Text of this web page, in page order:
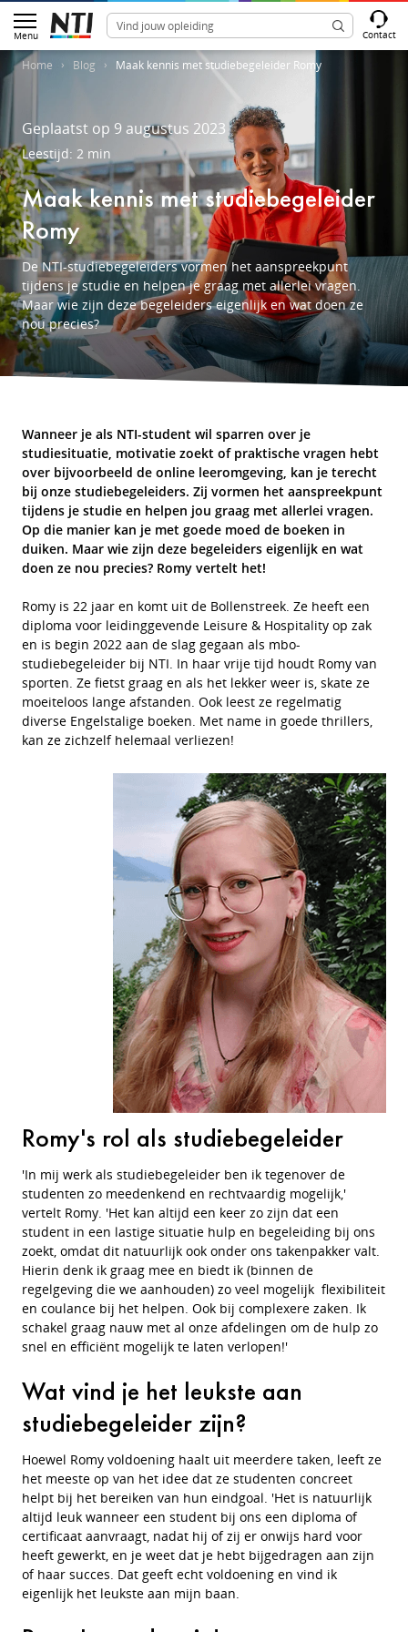
Menu Contact
Home Blog Maak kennis met studiebegeleider Romy
Geplaatst op 9 augustus 2023
Leestijd: 2 min
Maak kennis met studiebegeleider
Romy
De NTI-studiebegeleiders vormen het aanspreekpunt
tijdens je studie en helpen je graag met allerlei vragen.
Maar wie zijn deze begeleiders eigenlijk en wat doen ze
nou precies?
Wanneer je als NTI-student wil sparren over je
studiesituatie, motivatie zoekt of praktische vragen hebt
over bijvoorbeeld de online leeromgeving, kan je terecht
bij onze studiebegeleiders. Zij vormen het aanspreekpunt
tijdens je studie en helpen jou graag met allerlei vragen.
Op die manier kan je met goede moed de boeken in
duiken. Maar wie zijn deze begeleiders eigenlijk en wat
doen ze nou precies? Romy vertelt het!
Romy is 22 jaar en komt uit de Bollenstreek. Ze heeft een
diploma voor leidinggevende Leisure & Hospitality op zak
en is begin 2022 aan de slag gegaan als mbo-
studiebegeleider bij NTI. In haar vrije tijd houdt Romy van
sporten. Ze fietst graag en als het lekker weer is, skate ze
moeiteloos lange afstanden. Ook leest ze regelmatig
diverse Engelstalige boeken. Met name in goede thrillers,
kan ze zichzelf helemaal verliezen!
Romy's rol als studiebegeleider
'In mij werk als studiebegeleider ben ik tegenover de
studenten zo meedenkend en rechtvaardig mogelijk,'
vertelt Romy. 'Het kan altijd een keer zo zijn dat een
student in een lastige situatie hulp en begeleiding bij ons
zoekt, omdat dit natuurlijk ook onder ons takenpakker valt.
Hierin denk ik graag mee en biedt ik (binnen de
regelgeving die we aanhouden) zo veel mogelijk flexibiliteit
en coulance bij het helpen. Ook bij complexere zaken. Ik
schakel graag nauw met al onze afdelingen om de hulp zo
snel en efficiënt mogelijk te laten verlopen!'
Wat vind je het leukste aan
studiebegeleider zijn?
Hoewel Romy voldoening haalt uit meerdere taken, leeft ze
het meeste op van het idee dat ze studenten concreet
helpt bij het bereiken van hun eindgoal. 'Het is natuurlijk
altijd leuk wanneer een student bij ons een diploma of
certificaat aanvraagt, nadat hij of zij er onwijs hard voor
heeft gewerkt, en je weet dat je hebt bijgedragen aan zijn
of haar succes. Dat geeft echt voldoening en vind ik
eigenlijk het leukste aan mijn baan.